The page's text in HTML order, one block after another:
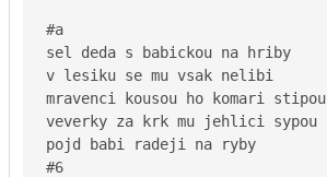
#a
sel deda s babickou na hriby
v lesiku se mu vsak nelibi
mravenci kousou ho komari stipou
veverky za krk mu jehlici sypou
pojd babi radeji na ryby
#6